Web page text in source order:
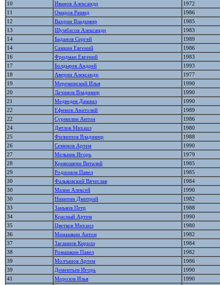
10
Иванов Александр
1972
11
Омаров Рашид
1986
12
Вахрин Владимир
1985
13
Шумбасов Александр
1983
14
Баданов Сергей
1989
14
Самкин Евгений
1986
16
Фридман Евгений
1983
17
Болдырев Андрей
1993
18
Аверин Александр
1977
19
Мереминский Илья
1990
20
Лачинов Владимир
1990
21
Медведев Даниил
1990
22
Ефимов Анатолий
1989
22
Сурмилин Антон
1986
24
Дятлов Михаил
1980
25
Филиппов Владимир
1988
26
Семенов Артем
1990
27
Мельник Игорь
1979
28
Кривошеин Виталий
1985
29
Родионов Павел
1985
30
Фальковский Вячеслав
1984
30
Мазин Алексей
1990
30
Никитин Дмитрий
1982
33
Заньков Петр
1988
34
Красный Артем
1990
35
Цветков Михаил
1980
36
Минашкин Антон
1982
37
Загаинов Кирилл
1984
38
Ромашкин Павел
1982
39
Молчанов Артем
1986
39
Дементьев Игорь
1990
41
Морозов Илья
1990